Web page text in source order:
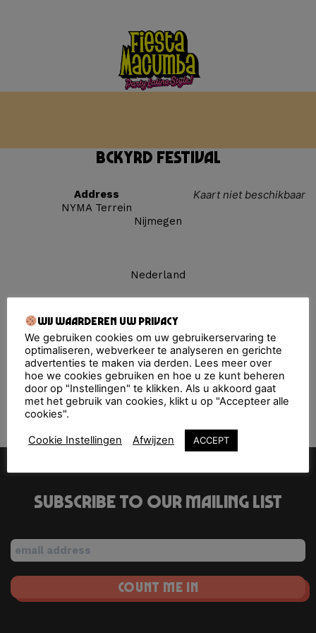
BCKYRD Festival
Kaart niet beschikbaar
Address
NYMA Terrein
Nijmegen
Nederland
Upcoming Events
<li>No events in this location</li>
Kiki Smaakmarkt Labyrinth
Subscribe to our mailing list
Wij waarderen uw privacy
We gebruiken cookies om uw gebruikerservaring te
optimaliseren, webverkeer te analyseren en gerichte
advertenties te maken via derden. Lees meer over
hoe we cookies gebruiken en hoe u ze kunt beheren
door op "Instellingen" te klikken. Als u akkoord gaat
met het gebruik van cookies, klikt u op "Accepteer alle
cookies".
Cookie Instellingen Afwijzen ACCEPT